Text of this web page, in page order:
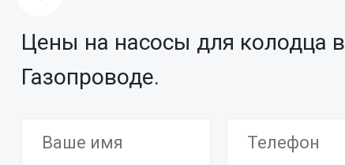
Цены на насосы для колодца в
Газопроводе.